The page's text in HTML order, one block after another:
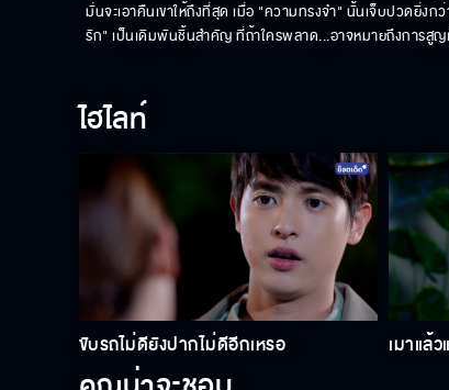
มั่นจะเอาคืนเขาให้ถึงที่สุด เมื่อ "ความทรงจำ" นั้นเจ็บปวดยิ่ง
รัก" เป็นเดิมพันชิ้นสำคัญ ที่ถ้าใครพลาด...อาจหมายถึงการสูญ
ไฮไลท์
ขับรถไม่ดียังปากไม่ดีอีกเหรอ เมาแล้